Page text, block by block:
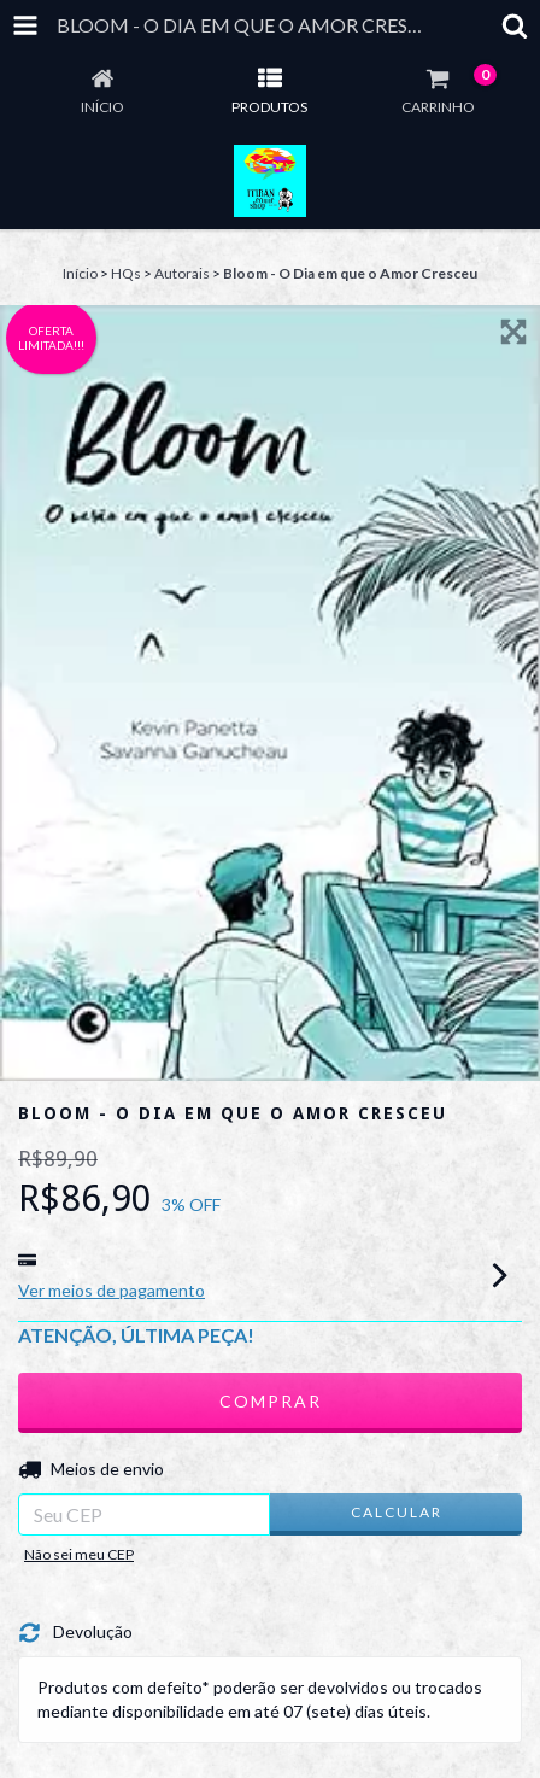
BLOOM - O DIA EM QUE O AMOR CRESCEU
INÍCIO PRODUTOS CARRINHO
0
Início > HQs > Autorais > Bloom - O Dia em que o Amor Cresceu
OFERTA
LIMITADA!!!
BLOOM - O DIA EM QUE O AMOR CRESCEU
R$89,90
R$86,90 3% OFF
Ver meios de pagamento
ATENÇÃO, ÚLTIMA PEÇA!
Entregas para o CEP:
Meios de envio
CALCULAR
Não sei meu CEP
Devolução
Produtos com defeito* poderão ser devolvidos ou trocados
mediante disponibilidade em até 07 (sete) dias úteis.